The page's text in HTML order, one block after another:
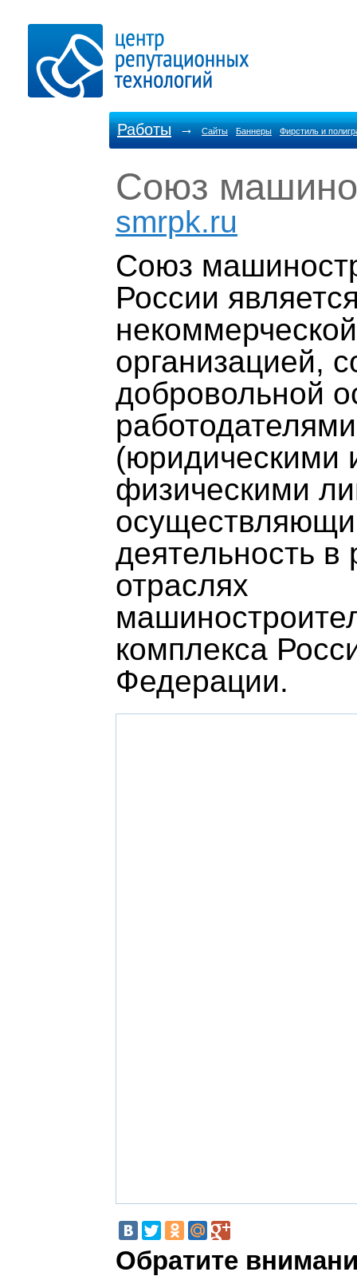
Работы → Сайты Баннеры Фирстиль и
Союз
smrpk.ru
Союз
России
некоммерческой
организацией,
добровольной
работодателями
(юридическими
физическими
деятельность в
отраслях
комплекса
Федерации.
Обратите